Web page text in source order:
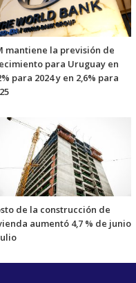
mantiene la previsión de
para Uruguay en
para 2024 y en 2,6% para
de la construcción de
aumentó 4,7 % de junio